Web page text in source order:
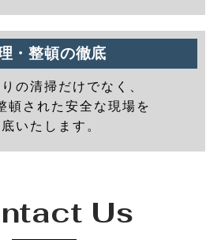
・整頓の徹底
の清掃だけでなく、
頓された安全な現場を
いたします。
Us